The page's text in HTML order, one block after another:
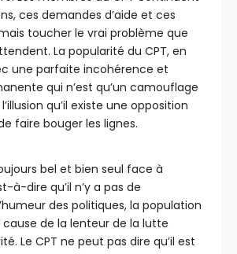
ces demandes d’aide et ces
toucher le vrai problème que
La popularité du CPT, en
une parfaite incohérence et
qui n’est qu’un camouflage
qu’il existe une opposition
faire bouger les lignes.
bel et bien seul face à
à-dire qu’il n’y a pas de
des politiques, la population
de la lenteur de la lutte
Le CPT ne peut pas dire qu’il est